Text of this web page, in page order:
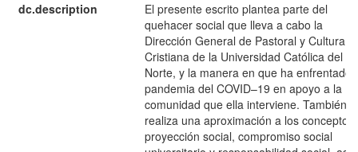
dc.description
El presente escrito plantea parte del
quehacer social que lleva a cabo la
Dirección General de Pastoral y Cultura
Cristiana de la Universidad Católica del
Norte, y la manera en que ha enfrentado
pandemia del COVID–19 en apoyo a la
comunidad que ella interviene. También
realiza una aproximación a los conceptos
proyección social, compromiso social